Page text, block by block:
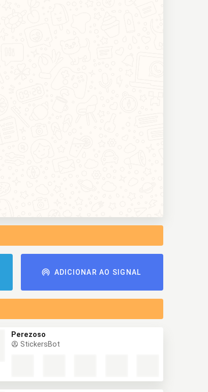
ADICIONAR AO SIGNAL
Perezoso
StickersBot